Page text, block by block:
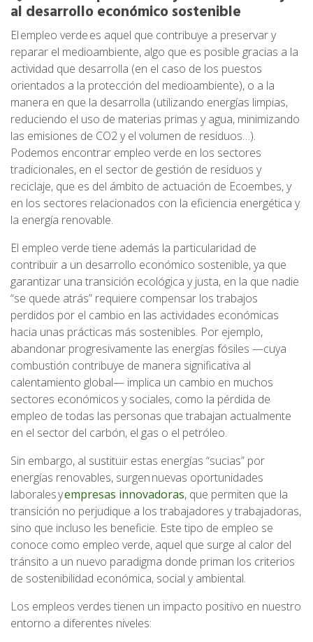
al desarrollo económico sostenible
El empleo verdees aquel que contribuye a preservar y
reparar el medioambiente, algo que es posible gracias a la
actividad que desarrolla (en el caso de los puestos
orientados a la protección del medioambiente), o a la
manera en que la desarrolla (utilizando energías limpias,
reduciendo el uso de materias primas y agua, minimizando
las emisiones de CO2 y el volumen de residuos…).
Podemos encontrar empleo verde en los sectores
tradicionales, en el sector de gestión de residuos y
reciclaje, que es del ámbito de actuación de Ecoembes, y
en los sectores relacionados con la eficiencia energética y
la energía renovable.
El empleo verde tiene además la particularidad de
contribuir a un desarrollo económico sostenible, ya que
garantizar una transición ecológica y justa, en la que nadie
“se quede atrás” requiere compensar los trabajos
perdidos por el cambio en las actividades económicas
hacia unas prácticas más sostenibles. Por ejemplo,
abandonar progresivamente las energías fósiles —cuya
combustión contribuye de manera significativa al
calentamiento global— implica un cambio en muchos
sectores económicos y sociales, como la pérdida de
empleo de todas las personas que trabajan actualmente
en el sector del carbón, el gas o el petróleo.
Sin embargo, al sustituir estas energías “sucias” por
energías renovables, surgen nuevas oportunidades
laborales yempresas innovadoras, que permiten que la
transición no perjudique a los trabajadores y trabajadoras,
sino que incluso les beneficie. Este tipo de empleo se
conoce como empleo verde, aquel que surge al calor del
tránsito a un nuevo paradigma donde priman los criterios
de sostenibilidad económica, social y ambiental.
Los empleos verdes tienen un impacto positivo en nuestro
entorno a diferentes niveles: